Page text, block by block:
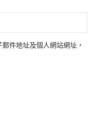
件地址及個人網站網址，